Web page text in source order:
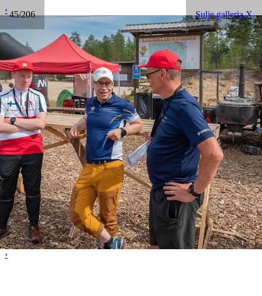
45/206 Sulje galleria X
‹
›